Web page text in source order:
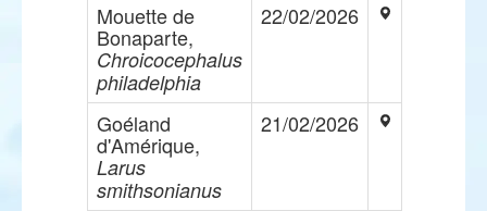
Mouette de
Bonaparte,
Chroicocephalus
philadelphia
22/02/2026
Goéland
d'Amérique,
Larus
smithsonianus
21/02/2026